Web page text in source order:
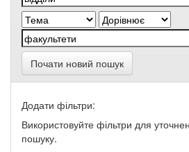
Почати новий пошук
Додати фільтри:
Використовуйте фільтри для
пошуку.